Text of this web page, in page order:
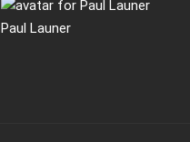
Paul Launer